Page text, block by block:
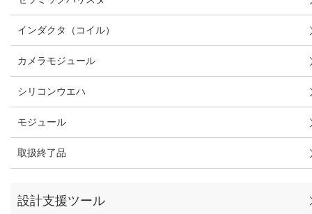
インダクタ（コイル）
カメラモジュール
シリコンウエハ
モジュール
取扱終了品
設計支援ツール